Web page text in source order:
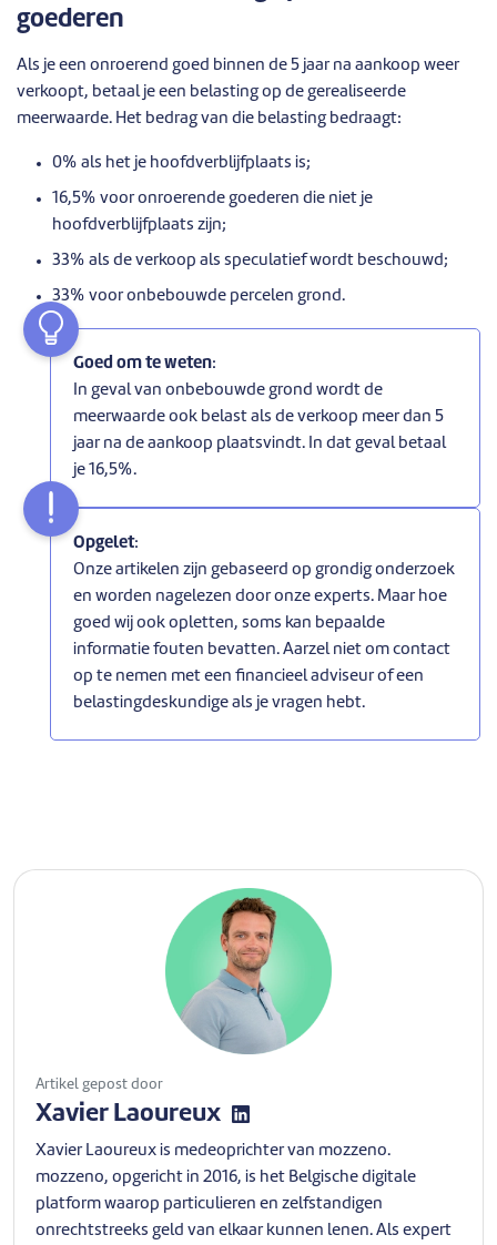
goederen
Als je een onroerend goed binnen de 5 jaar na aankoop weer
verkoopt, betaal je een belasting op de gerealiseerde
meerwaarde. Het bedrag van die belasting bedraagt:
0% als het je hoofdverblijfplaats is;
16,5% voor onroerende goederen die niet je
hoofdverblijfplaats zijn;
33% als de verkoop als speculatief wordt beschouwd;
33% voor onbebouwde percelen grond.
Goed om te weten:
In geval van onbebouwde grond wordt de
meerwaarde ook belast als de verkoop meer dan 5
jaar na de aankoop plaatsvindt. In dat geval betaal
je 16,5%.
Opgelet:
Onze artikelen zijn gebaseerd op grondig onderzoek
en worden nagelezen door onze experts. Maar hoe
goed wij ook opletten, soms kan bepaalde
informatie fouten bevatten. Aarzel niet om contact
op te nemen met een financieel adviseur of een
belastingdeskundige als je vragen hebt.
Artikel gepost door
Xavier Laoureux
Xavier Laoureux is medeoprichter van mozzeno.
mozzeno, opgericht in 2016, is het Belgische digitale
platform waarop particulieren en zelfstandigen
onrechtstreeks geld van elkaar kunnen lenen. Als expert